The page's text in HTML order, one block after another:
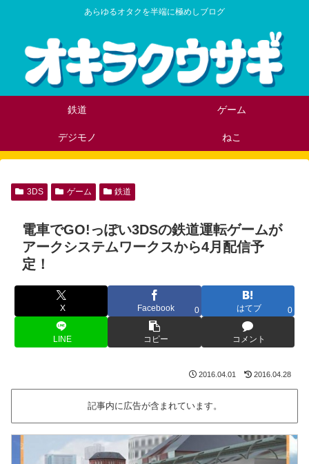
あらゆるオタクを半端に極めしブログ
鉄道 ゲーム
デジモノ ねこ
3DS ゲーム 鉄道
電車でGO!っぽい3DSの鉄道運転ゲームが
アークシステムワークスから4月配信予
定！
X Facebook 0 はてブ 0
LINE コピー コメント
2016.04.01 2016.04.28
記事内に広告が含まれています。